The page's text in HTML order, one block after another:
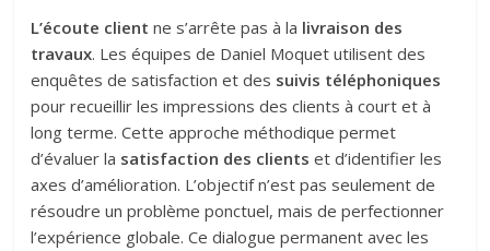
L’écoute client ne s’arrête pas à la livraison des
travaux. Les équipes de Daniel Moquet utilisent des
enquêtes de satisfaction et des suivis téléphoniques
pour recueillir les impressions des clients à court et à
long terme. Cette approche méthodique permet
d’évaluer la satisfaction des clients et d’identifier les
axes d’amélioration. L’objectif n’est pas seulement de
résoudre un problème ponctuel, mais de perfectionner
l’expérience globale. Ce dialogue permanent avec les